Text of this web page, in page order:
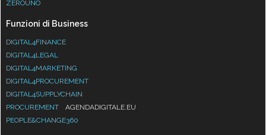
ZEROUNO
Funzioni di Business
DIGITAL4FINANCE
DIGITAL4LEGAL
DIGITAL4MARKETING
DIGITAL4PROCUREMENT
DIGITAL4SUPPLYCHAIN
PROCUREMENT
AGENDADIGITALE.EU
PEOPLE&CHANGE360